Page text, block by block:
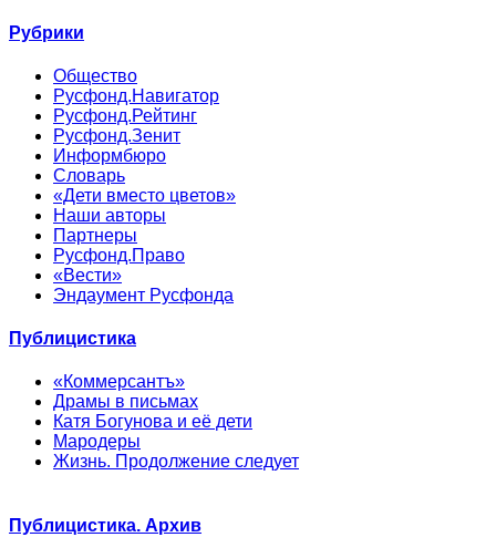
Рубрики
Общество
Русфонд.Навигатор
Русфонд.Рейтинг
Русфонд.Зенит
Информбюро
Словарь
«Дети вместо цветов»
Наши авторы
Партнеры
Русфонд.Право
«Вести»
Эндаумент Русфонда
Публицистика
«Коммерсантъ»
Драмы в письмах
Катя Богунова и её дети
Мародеры
Жизнь. Продолжение следует
Публицистика. Архив